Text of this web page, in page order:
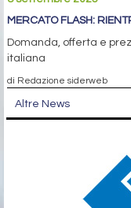
MERCATO FLASH:
Domanda, offerta e
italiana
di Redazione siderweb
Altre News